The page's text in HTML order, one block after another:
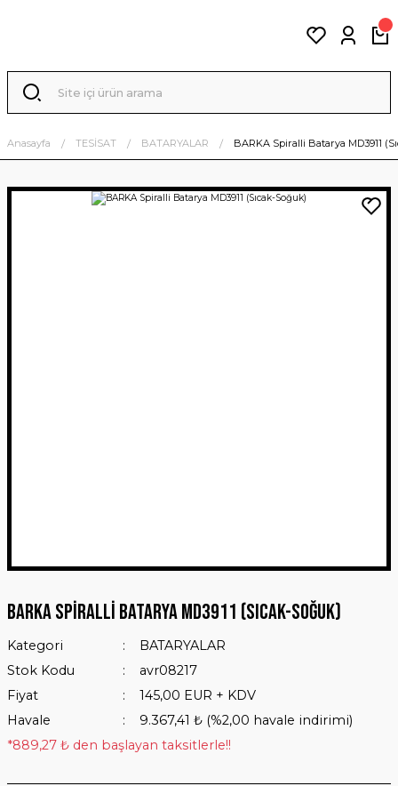
Anasayfa TESİSAT BATARYALAR BARKA Spiralli Batarya MD3911
BARKA Spiralli Batarya MD3911 (Sıcak-Soğuk)
Kategori
BATARYALAR
Stok Kodu
avr08217
Fiyat
145,00 EUR + KDV
Havale
9.367,41 ₺ (%2,00 havale indirimi)
*889,27 ₺ den başlayan taksitlerle!!